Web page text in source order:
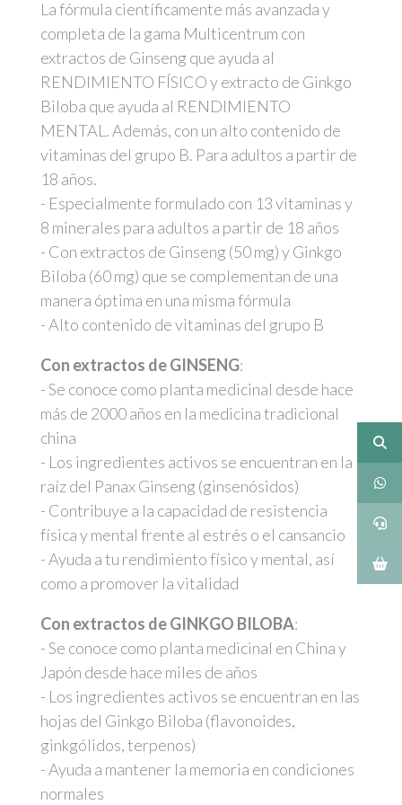
La fórmula científicamente más avanzada y
completa de la gama Multicentrum con
extractos de Ginseng que ayuda al
RENDIMIENTO FÍSICO y extracto de Ginkgo
Biloba que ayuda al RENDIMIENTO
MENTAL. Además, con un alto contenido de
vitaminas del grupo B. Para adultos a partir de
18 años.
- Especialmente formulado con 13 vitaminas y
8 minerales para adultos a partir de 18 años
- Con extractos de Ginseng (50 mg) y Ginkgo
Biloba (60 mg) que se complementan de una
manera óptima en una misma fórmula
- Alto contenido de vitaminas del grupo B
Con extractos de GINSENG:
- Se conoce como planta medicinal desde hace
más de 2000 años en la medicina tradicional
china
- Los ingredientes activos se encuentran en la
raíz del Panax Ginseng (ginsenósidos)
- Contribuye a la capacidad de resistencia
física y mental frente al estrés o el cansancio
- Ayuda a tu rendimiento físico y mental, así
como a promover la vitalidad
Con extractos de GINKGO BILOBA:
- Se conoce como planta medicinal en China y
Japón desde hace miles de años
- Los ingredientes activos se encuentran en las
hojas del Ginkgo Biloba (flavonoides,
ginkgólidos, terpenos)
- Ayuda a mantener la memoria en condiciones
normales